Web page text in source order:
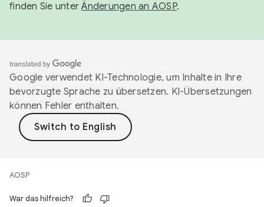
finden Sie unterÄnderungen an AOSP.
Google verwendet KI-Technologie, um Inhalte in Ihre
bevorzugte Sprache zu übersetzen. KI-Übersetzungen
können Fehler enthalten.
AOSP
War das hilfreich?